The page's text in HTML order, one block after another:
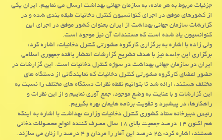
جزئیات مربوط به هر ماده، به سازمان جهانی بهداشت ارسال می نماییم. ایران یكی
از كشورهای موفق در اجرای كنوانسیون كنترل دخانیات طبقه بندی شده و در
گزارشات سازمان جهانی بهداشت از ایران بعنوان كشور موفق در اجرای این
كنوانسیون یاد شده است كه مستندات آن نیز موجود است.
ولی زاده با اشاره به برگزاری كارگروه مشورتی كنترل دخانیات، اشاره كرد:
برگزاری این جلسه نیز با هدف تشریح گزارشات انتشار یافته جمهوری اسلامی
ایران در سازمان جهانی بهداشت در سوژه كنترل دخانیات است. این گزارشات در
حضور اعضای كارگروه مشورتی كنترل دخانیات كه نمایندگانی از دستگاه های
مختلف هستند، ارائه شد تا بتوانیم نقطه نظرات دستگاه های مختلف را نسبت به
این گزارشات و با عنایت به وضع موجود، جمع آوری نماییم و از این نظرات و
راهكارها، در پیشبرد و تقویت برنامه هایمان بهره بگیریم.
رئیس دبیرخانه ستاد كشوری كنترل دخانیات وزارت بهداشت با اشاره به اینكه
هم اكنون ۱۴ درصد جمعیت بالای ۱۸ سال مصرف كننده انواع محصولات دخانی
هستند، اشاره كرد: ۲۵ درصد این آمار را مردان و ۴ درصد را زنان می سازند.